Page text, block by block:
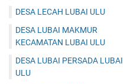
DESA LECAH LUBAI ULU
DESA LUBAI MAKMUR
KECAMATAN LUBAI ULU
DESA LUBAI PERSADA LUBAI
ULU